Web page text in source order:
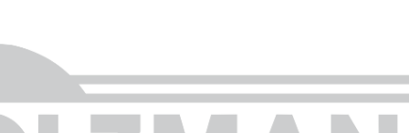
primary
primary